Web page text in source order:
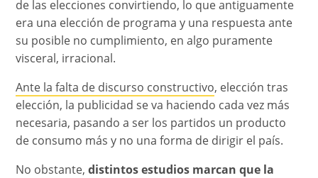
de las elecciones convirtiendo, lo que antiguamente
era una elección de programa y una respuesta ante
su posible no cumplimiento, en algo puramente
visceral, irracional.
Ante la falta de discurso constructivo, elección tras
elección, la publicidad se va haciendo cada vez más
necesaria, pasando a ser los partidos un producto
de consumo más y no una forma de dirigir el país.
No obstante,distintos estudios marcan que la